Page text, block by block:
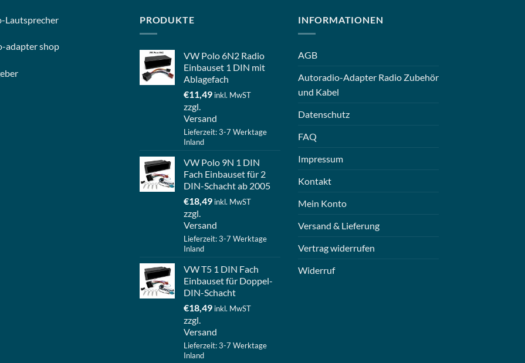
Lautsprecher
adapter shop
PRODUKTE
VW Polo 6N2 Radio
Einbauset 1 DIN mit
Ablagefach
€11,49 inkl. MwST
zzgl.
Versand
Lieferzeit: 3-7 Werktage
Inland
VW Polo 9N 1 DIN
Fach Einbauset für 2
DIN-Schacht ab 2005
€18,49 inkl. MwST
zzgl.
Versand
Lieferzeit: 3-7 Werktage
Inland
VW T5 1 DIN Fach
Einbauset für Doppel-
DIN-Schacht
€18,49 inkl. MwST
zzgl.
Versand
Lieferzeit: 3-7 Werktage
Inland
INFORMATIONEN
AGB
Autoradio-Adapter Radio Zubehör
und Kabel
Datenschutz
FAQ
Impressum
Kontakt
Mein Konto
Versand & Lieferung
Vertrag widerrufen
Widerruf